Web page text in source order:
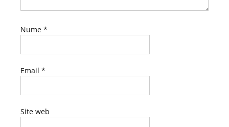
Nume *
Email *
Site web